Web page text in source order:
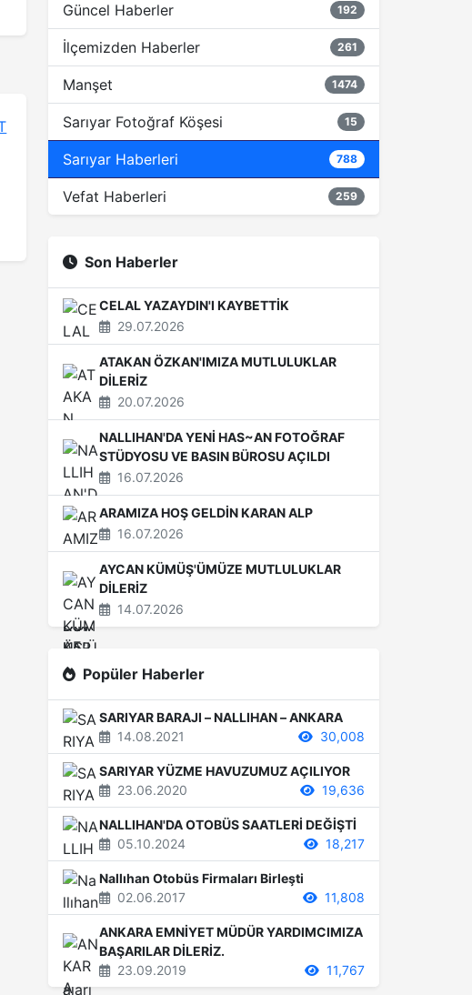
Güncel Haberler 192
İlçemizden Haberler 261
Manşet 1474
Sarıyar Fotoğraf Köşesi 15
Sarıyar Haberleri 788
Vefat Haberleri 259
Son Haberler
CELAL YAZAYDIN'I KAYBETTİK
29.07.2026
ATAKAN ÖZKAN'IMIZA MUTLULUKLAR
DİLERİZ
20.07.2026
NALLIHAN'DA YENİ HAS~AN FOTOĞRAF
STÜDYOSU VE BASIN BÜROSU AÇILDI
16.07.2026
ARAMIZA HOŞ GELDİN KARAN ALP
16.07.2026
AYCAN KÜMÜŞ'ÜMÜZE MUTLULUKLAR
DİLERİZ
14.07.2026
Popüler Haberler
SARIYAR BARAJI – NALLIHAN – ANKARA
14.08.2021
30,008
SARIYAR YÜZME HAVUZUMUZ AÇILIYOR
23.06.2020
19,636
NALLIHAN'DA OTOBÜS SAATLERİ DEĞİŞTİ
05.10.2024
18,217
Nallıhan Otobüs Firmaları Birleşti
02.06.2017
11,808
ANKARA EMNİYET MÜDÜR YARDIMCIMIZA
BAŞARILAR DİLERİZ.
23.09.2019
11,767